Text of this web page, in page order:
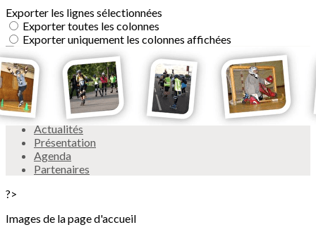
Exporter les lignes sélectionnées
Exporter toutes les colonnes
Exporter uniquement les colonnes affichées
Menu
<
>
Actualités
Présentation
Agenda
Partenaires
?>
Images de la page d'accueil